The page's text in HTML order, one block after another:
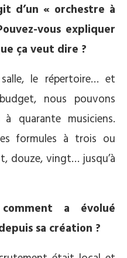
d’un « orchestre à
vous expliquer
ça veut dire ?
le répertoire… et
nous pouvons
quarante musiciens.
formules à trois ou
douze, vingt… jusqu’à
a évolué
sa création ?